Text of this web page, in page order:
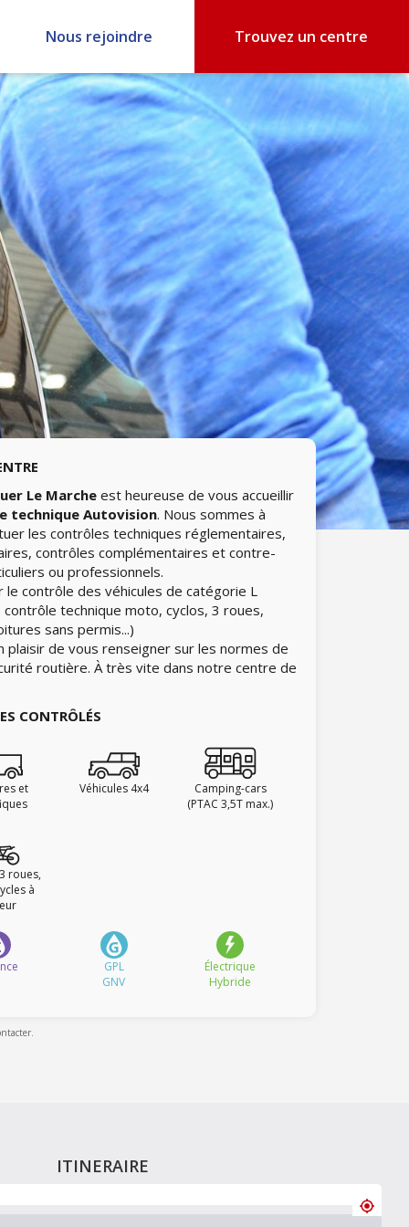
Nous rejoindre Trouvez un centre
Le Marche est heureuse de vous accueillir
technique Autovision. Nous sommes à
les contrôles techniques réglementaires,
contrôles complémentaires et contre-
ou professionnels.
contrôle des véhicules de catégorie L
technique moto, cyclos, 3 roues,
sans permis...)
de vous renseigner sur les normes de
routière. À très vite dans notre centre de
CONTRÔLÉS
et
Véhicules 4x4
Camping-cars
(PTAC 3,5T max.)
roues,
à
GPL
GNV
Électrique
Hybride
ITINERAIRE